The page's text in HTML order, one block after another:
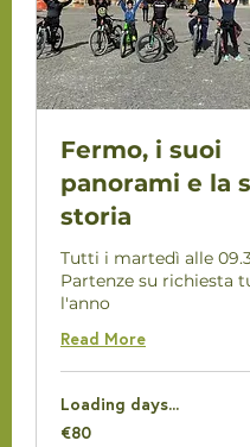
Fermo, i suoi
panorami e la
storia
Tutti i martedì alle
Partenze su richiesta
l'anno
Read More
Loading days...
80
euros
€80